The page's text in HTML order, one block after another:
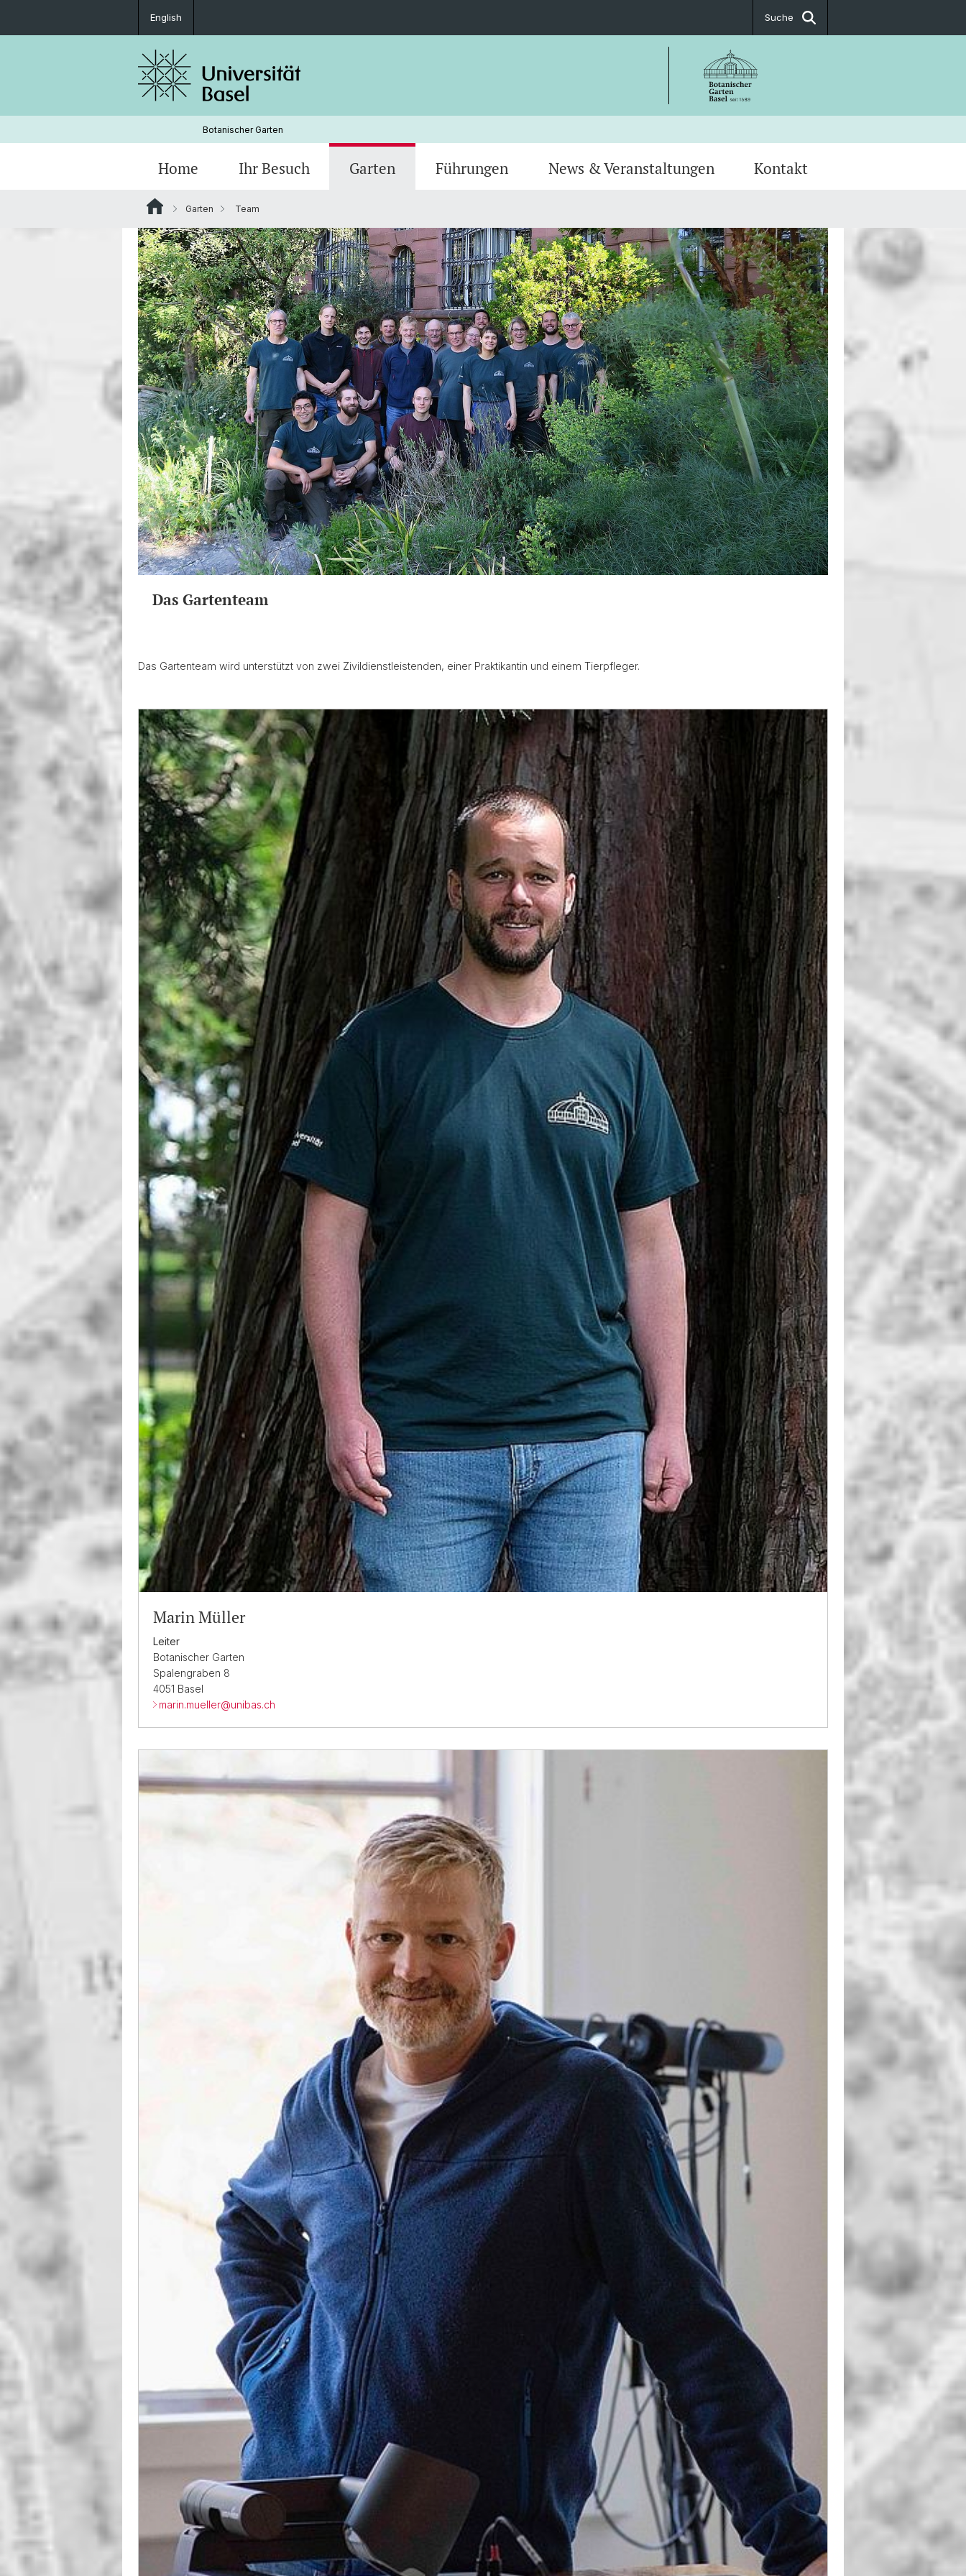
English Suche
Botanischer Garten
Home Ihr Besuch Garten
Geschichte Team Verein
Führungen News & Veranstaltungen Kontakt
Garten Team
Das Gartenteam
Das Gartenteam wird unterstützt von zwei Zivildienstleistenden, einer Praktikantin und einem Tierpfleger.
Marin Müller
Leiter
Botanischer Garten
Spalengraben 8
4051 Basel
marin.mueller@unibas.ch